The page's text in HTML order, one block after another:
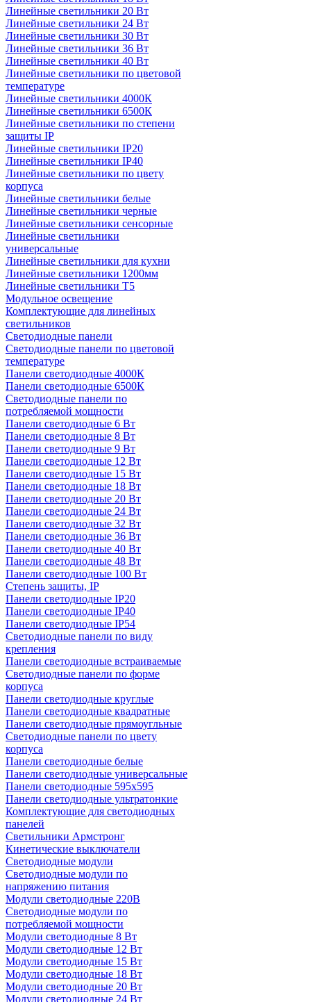
Линейные светильники 20 Вт
Линейные светильники 24 Вт
Линейные светильники 30 Вт
Линейные светильники 36 Вт
Линейные светильники 40 Вт
Линейные светильники по цветовой
температуре
Линейные светильники 4000К
Линейные светильники 6500К
Линейные светильники по степени
защиты IP
Линейные светильники IP20
Линейные светильники IP40
Линейные светильники по цвету
корпуса
Линейные светильники белые
Линейные светильники черные
Линейные светильники сенсорные
Линейные светильники
универсальные
Линейные светильники для кухни
Линейные светильники 1200мм
Линейные светильники Т5
Модульное освещение
Комплектующие для линейных
светильников
Светодиодные панели
Светодиодные панели по цветовой
температуре
Панели светодиодные 4000К
Панели светодиодные 6500К
Светодиодные панели по
потребляемой мощности
Панели светодиодные 6 Вт
Панели светодиодные 8 Вт
Панели светодиодные 9 Вт
Панели светодиодные 12 Вт
Панели светодиодные 15 Вт
Панели светодиодные 18 Вт
Панели светодиодные 20 Вт
Панели светодиодные 24 Вт
Панели светодиодные 32 Вт
Панели светодиодные 36 Вт
Панели светодиодные 40 Вт
Панели светодиодные 48 Вт
Панели светодиодные 100 Вт
Степень защиты, IP
Панели светодиодные IP20
Панели светодиодные IP40
Панели светодиодные IP54
Светодиодные панели по виду
крепления
Панели светодиодные встраиваемые
Светодиодные панели по форме
корпуса
Панели светодиодные круглые
Панели светодиодные квадратные
Панели светодиодные прямоугльные
Светодиодные панели по цвету
корпуса
Панели светодиодные белые
Панели светодиодные универсальные
Панели светодиодные 595х595
Панели светодиодные ультратонкие
Комплектующие для светодиодных
панелей
Светильники Армстронг
Кинетические выключатели
Светодиодные модули
Светодиодные модули по
напряжению питания
Модули светодиодные 220В
Светодиодные модули по
потребляемой мощности
Модули светодиодные 8 Вт
Модули светодиодные 12 Вт
Модули светодиодные 15 Вт
Модули светодиодные 18 Вт
Модули светодиодные 20 Вт
Модули светодиодные 24 Вт